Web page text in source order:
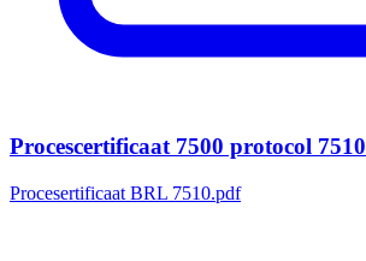
Procescertificaat 7500 protocol 7510
Procesertificaat BRL 7510.pdf